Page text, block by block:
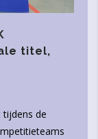
titel,
tijdens de